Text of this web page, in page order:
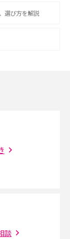
選び方を解説
く解説
介
認方法も解説
備すべきものも紹
談